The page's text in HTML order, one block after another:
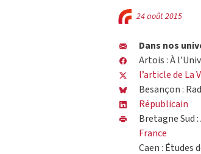
24 août 2015
Dans nos
Artois : À
l’article de La
Besançon :
Républicain
Bretagne Sud
France
Caen : Études